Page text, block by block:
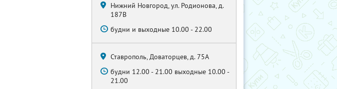
Нижний Новгород, ул. Родионова, д.
187В
будни и выходные 10.00 - 22.00
Ставрополь, Доваторцев, д. 75А
будни 12.00 - 21.00 выходные 10.00 -
21.00